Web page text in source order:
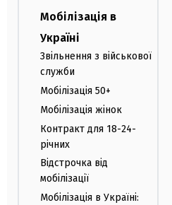
Мобілізація в
Україні
Звільнення з військової
служби
Мобілізація 50+
Мобілізація жінок
Контракт для 18-24-
річних
Відстрочка від
мобілізації
Мобілізація в Україні: